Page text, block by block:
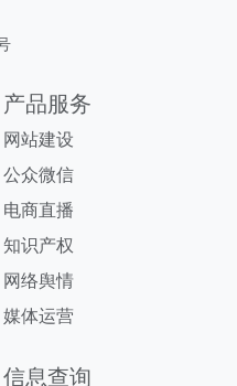
产品服务
网站建设
公众微信
电商直播
知识产权
网络舆情
媒体运营
信息查询